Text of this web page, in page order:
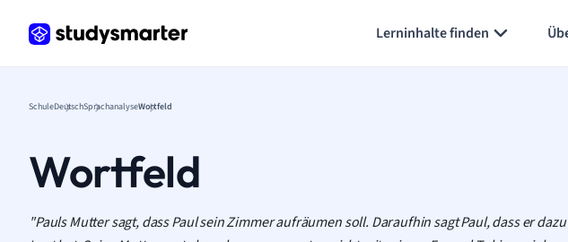
Lerninhalte finden
SchuleDeutschSprachanalyseWortfeld
Wortfeld
"Pauls Mutter sagt, dass Paul sein Zimmer aufräumen soll. Daraufhin sagt Paul, dass er